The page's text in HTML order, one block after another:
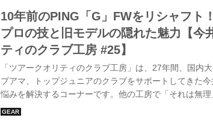
10年前のPING「G」FWをリシャフト
プロの技と旧モデルの隠れた魅力【今
ティのクラブ工房 #25】
「ツアークオリティのクラブ工房」は、27年間、国内
プアマ、トップジュニアのクラブをサポートしてきた
悩みを解決するコーナーです。他の工房で「それは無理
どまったく合わない。もうちょっと飛ぶようにならない